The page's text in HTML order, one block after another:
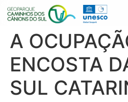
A
ENCOSTA
SUL